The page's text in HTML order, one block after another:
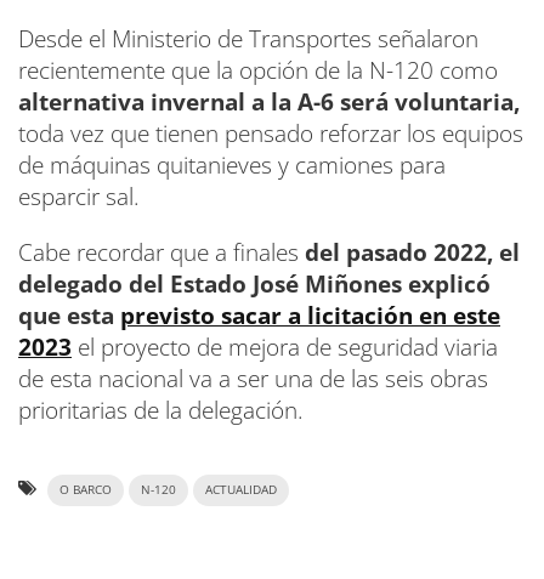
Desde el Ministerio de Transportes señalaron
recientemente que la opción de la N-120 como
alternativa invernal a la A-6 será voluntaria,
toda vez que tienen pensado reforzar los equipos
de máquinas quitanieves y camiones para
esparcir sal.
Cabe recordar que a finales del pasado 2022, el
delegado del Estado José Miñones explicó
que esta previsto sacar a licitación en este
2023 el proyecto de mejora de seguridad viaria
de esta nacional va a ser una de las seis obras
prioritarias de la delegación.
O BARCO N-120 ACTUALIDAD